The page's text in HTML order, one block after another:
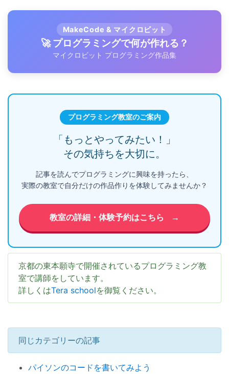
MakeCode & マイクロビット
🚀 プログラミングで何が作れる？
マイクロビット プログラミング作品集
プログラミング教室のご案内
「もっとやってみたい！」
その気持ちを大切に。
記事を読んでプログラミングに興味を持ったら、
実際の教室で自分だけの作品作りを体験してみませんか？
教室の詳細・体験予約はこちら →
京都の東本願寺で開催されているプログラミング教
室で講師をしています。
詳しくはTera schoolを御覧ください。
同じカテゴリーの記事
パイソンのコードを書いてみよう